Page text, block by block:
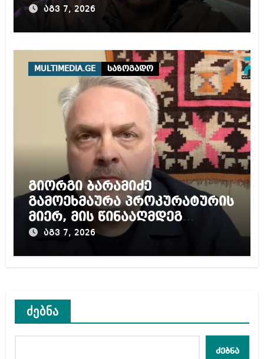
აგვ 7, 2026
MULTIMEDIA.GE საზოგადო
გიორგი ბარამიძე
გამოეხმაურა პროკურატურის
მიერ, მის წინააღმდეგ
დაწყებულ გამოძიებას
აგვ 7, 2026
ძებნა
ძებნა